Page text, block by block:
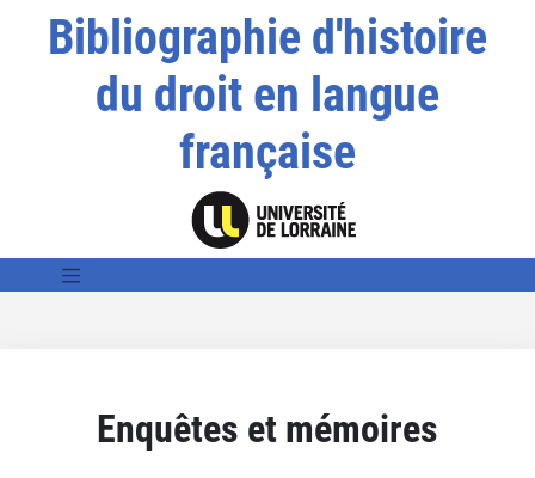
Bibliographie d'histoire
du droit en langue
française
Enquêtes et mémoires